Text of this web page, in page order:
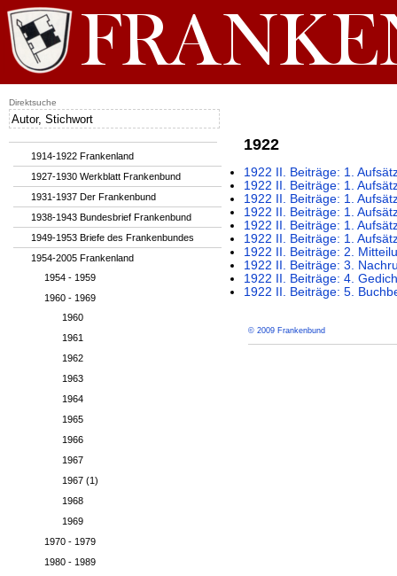
1922
1922 II. Beiträge: 1.
1922 II. Beiträge: 1.
1922 II. Beiträge: 1.
1922 II. Beiträge: 1.
1922 II. Beiträge: 1.
1922 II. Beiträge: 1.
1922 II. Beiträge: 2.
1922 II. Beiträge: 3.
1922 II. Beiträge: 4.
1922 II. Beiträge: 5.
© 2009 Frankenbund
1914-1922 Frankenland
1927-1930 Werkblatt Frankenbund
1931-1937 Der Frankenbund
1938-1943 Bundesbrief Frankenbund
1949-1953 Briefe des Frankenbundes
1954-2005 Frankenland
1954 - 1959
1960 - 1969
1960
1961
1962
1963
1964
1965
1966
1967
1967 (1)
1968
1969
1970 - 1979
1980 - 1989
Direktsuche